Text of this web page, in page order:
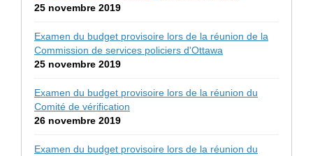
25 novembre 2019
Examen du budget provisoire lors de la réunion de la
Commission de services policiers d'Ottawa
25 novembre 2019
Examen du budget provisoire lors de la réunion du
Comité de vérification
26 novembre 2019
Examen du budget provisoire lors de la réunion du